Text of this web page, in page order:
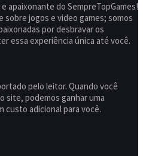
apaixonante do SempreTopGames!
sobre jogos e video games; somos
por desbravar os
essa experiência única até você.
pelo leitor. Quando você
site, podemos ganhar uma
custo adicional para você.